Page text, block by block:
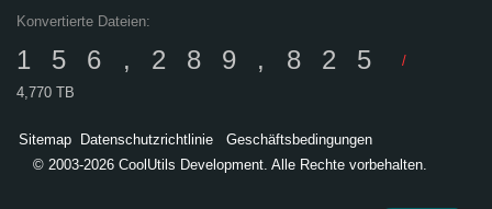
Konvertierte Dateien:
156,289,825
/
4,770 TB
Sitemap Datenschutzrichtlinie
Geschäftsbedingungen
© 2003-2026 CoolUtils Development. Alle Rechte vorbehalten.